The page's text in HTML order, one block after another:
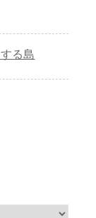
る島